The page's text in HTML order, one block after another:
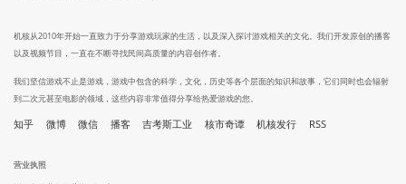
机核从2010年开始一直致力于分享游戏玩家的生活，以及深入探讨游戏相关的文化。我们开发原创的播客
以及视频节目，一直在不断寻找民间高质量的内容创作者。
我们坚信游戏不止是游戏，游戏中包含的科学，文化，历史等各个层面的知识和故事，它们同时也会辐射
到二次元甚至电影的领域，这些内容非常值得分享给热爱游戏的您。
知乎 微博 微信 播客 吉考斯工业 核市奇谭 机核发行 RSS
营业执照